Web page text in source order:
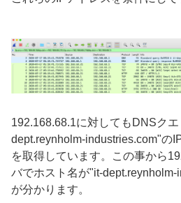
192.168.68.1に対しても DNSク
dept.reynholm-industries.com"の
を取得しています。この事から
バでホスト名が"it-dept.reynholm-
が分かります。